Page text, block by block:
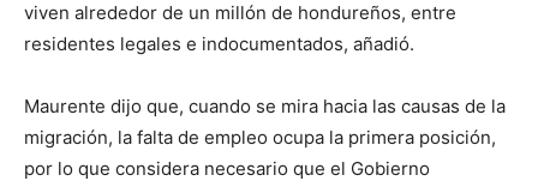
viven alrededor de un millón de hondureños, entre
residentes legales e indocumentados, añadió.
Maurente dijo que, cuando se mira hacia las causas de la
migración, la falta de empleo ocupa la primera posición,
por lo que considera necesario que el Gobierno